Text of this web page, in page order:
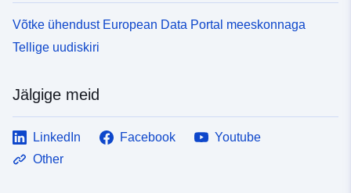
Võtke ühendust European Data Portal meeskonnaga
Tellige uudiskiri
Jälgige meid
LinkedIn Facebook
Youtube
Other